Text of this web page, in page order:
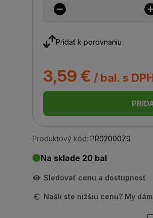
Pridať k porovnaniu
3,59 € / bal. s
Produktový kód: PR0200079
Na sklade 20 bal
Sledovať cenu a dostupnosť
Našli ste nižšiu cenu? My